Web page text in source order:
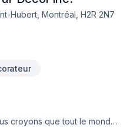
apportés par une
à tous.
Hubert, Montréal, H2R 2N7
croyons que tout le monde